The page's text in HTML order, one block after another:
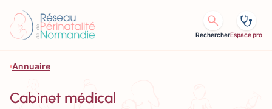
RechercherEspace pro
Annuaire
Cabinet médical